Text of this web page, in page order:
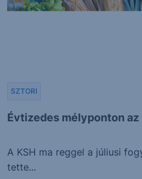
Évtizedes mélyponton
SZTORI
A KSH ma reggel a júliusi
tette...